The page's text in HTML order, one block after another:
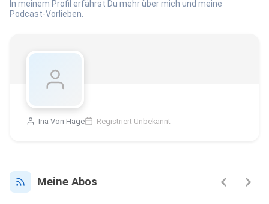
In meinem Profil erfährst Du mehr über mich und meine
Podcast-Vorlieben.
Ina Von Hage Registriert Unbekannt
Meine Abos